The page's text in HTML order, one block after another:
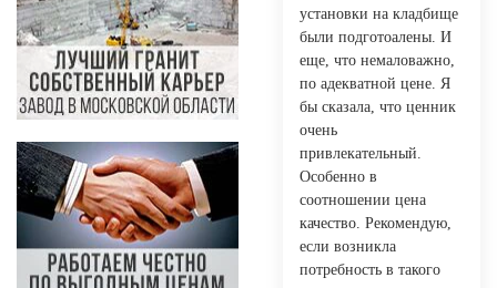
установки на кладбище
были подготоалены. И
еще, что немаловажно,
по адекватной цене. Я
бы сказала, что ценник
очень
привлекательный.
Особенно в
соотношении цена
качество. Рекомендую,
если возникла
потребность в такого